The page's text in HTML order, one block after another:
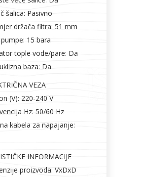
šalica: Pasivno
držača filtra: 51 mm
15 bara
tople vode/pare: Da
baza: Da
VEZA
(V): 220-240 V
Hz: 50/60 Hz
kabela za napajanje:
INFORMACIJE
proizvoda: VxDxD